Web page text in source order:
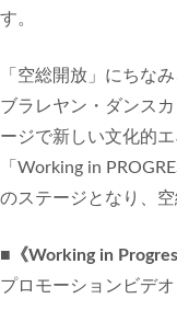
す。
「空総開放」にちな
ブラレヤン・ダンス
ージで新しい文化的
「Working in
のステージとなり、
■《Working in
プロモーションビデオ